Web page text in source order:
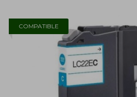
COMPATIBLE